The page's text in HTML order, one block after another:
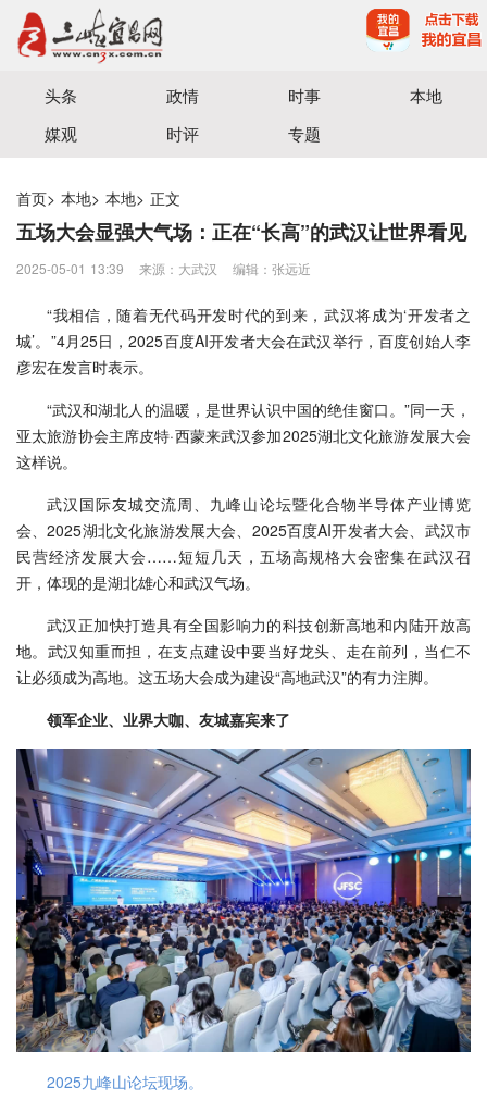
宜昌三峡融媒体中心主办
头条 政情 时事
本地
媒观
时评 专题
首页> 本地> 本地> 正文
五场大会显强大气场：正在“长高”的武汉让世界看见
2025-05-01 13:39 来源：大武汉 编辑：张远近
“我相信，随着无代码开发时代的到来，武汉将成为‘开发者之
城’。”4月25日，2025百度AI开发者大会在武汉举行，百度创始人李
彦宏在发言时表示。
“武汉和湖北人的温暖，是世界认识中国的绝佳窗口。”同一天，
亚太旅游协会主席皮特·西蒙来武汉参加2025湖北文化旅游发展大会
这样说。
武汉国际友城交流周、九峰山论坛暨化合物半导体产业博览
会、2025湖北文化旅游发展大会、2025百度AI开发者大会、武汉市
民营经济发展大会……短短几天，五场高规格大会密集在武汉召
开，体现的是湖北雄心和武汉气场。
武汉正加快打造具有全国影响力的科技创新高地和内陆开放高
地。武汉知重而担，在支点建设中要当好龙头、走在前列，当仁不
让必须成为高地。这五场大会成为建设“高地武汉”的有力注脚。
领军企业、业界大咖、友城嘉宾来了
2025九峰山论坛现场。